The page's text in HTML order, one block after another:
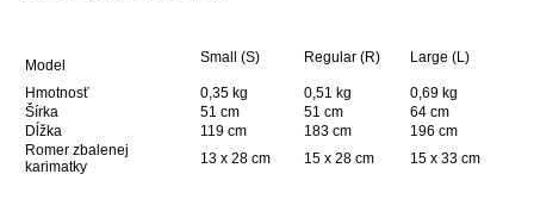
Model Small (S) Regular (R) Large (L)
Hmotnosť 0,35 kg 0,51 kg
0,69 kg
Šírka
51 cm 51 cm
64 cm
Dĺžka
119 cm 183 cm
196 cm
Romer zbalenej
karimatky
13 x 28 cm 15 x 28 cm 15 x 33 cm